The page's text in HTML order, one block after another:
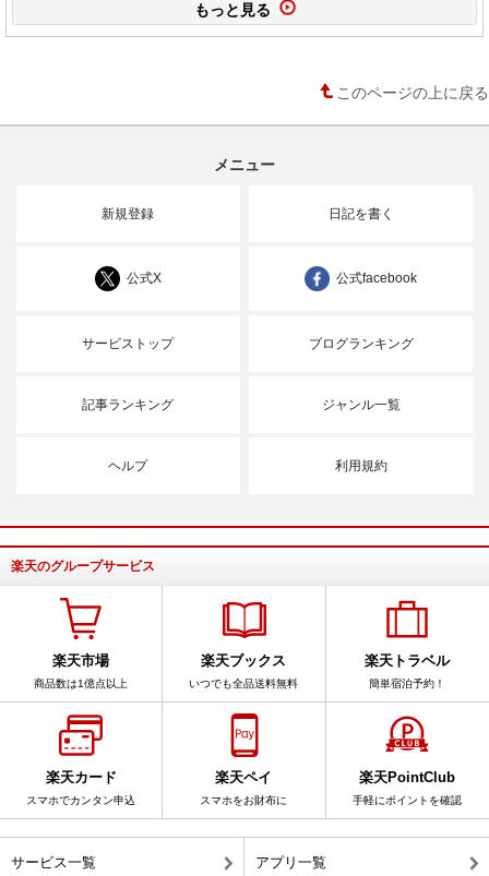
もっと見る
このページの上に戻る
メニュー
新規登録 日記を書く
公式X 公式facebook
サービストップ ブログランキング
記事ランキング ジャンル一覧
ヘルプ 利用規約
楽天のグループサービス
楽天市場
商品数は1億点以上
楽天ブックス
いつでも全品送料無料
楽天トラベル
簡単宿泊予約！
楽天カード
スマホでカンタン申込
楽天ペイ
スマホをお財布に
楽天PointClub
手軽にポイントを確認
サービス一覧 アプリ一覧